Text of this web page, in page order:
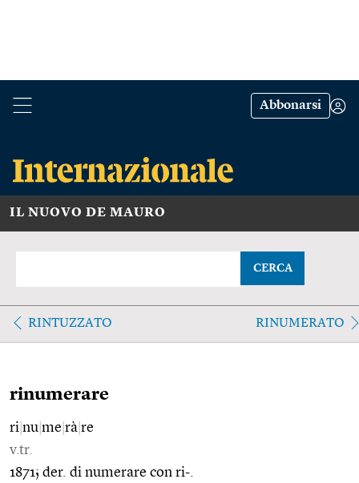
Abbonarsi
IL NUOVO DE MAURO
CERCA
RINTUZZATO RINUMERATO
rinumerare
ri nu me rà re
v.tr.
1871; der. di numerare con ri-.